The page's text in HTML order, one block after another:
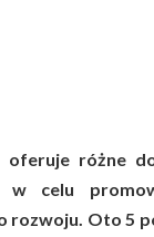
oferuje różne
w celu
rozwoju. Oto 5